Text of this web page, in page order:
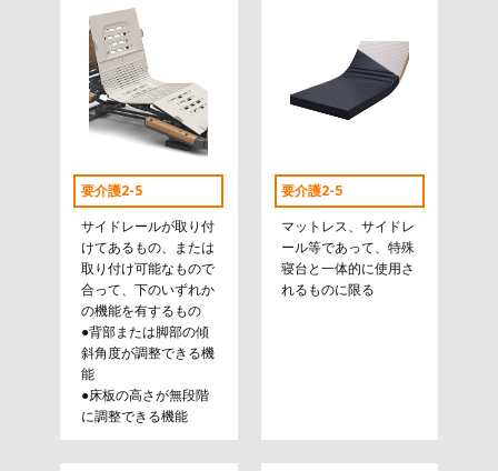
要介護2-5
サイドレールが取り付
けてあるもの、または
取り付け可能なもので
合って、下のいずれか
の機能を有するもの
●背部または脚部の傾
斜角度が調整できる機
能
●床板の高さが無段階
に調整できる機能
要介護2-5
マットレス、サイドレ
ール等であって、特殊
寝台と一体的に使用さ
れるものに限る